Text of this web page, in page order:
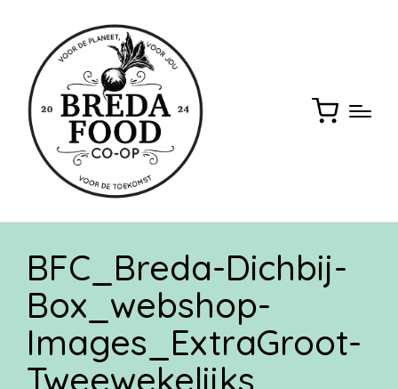
BFC_Breda-Dichbij-
Box_webshop-
Images_ExtraGroot-
Tweewekelijks